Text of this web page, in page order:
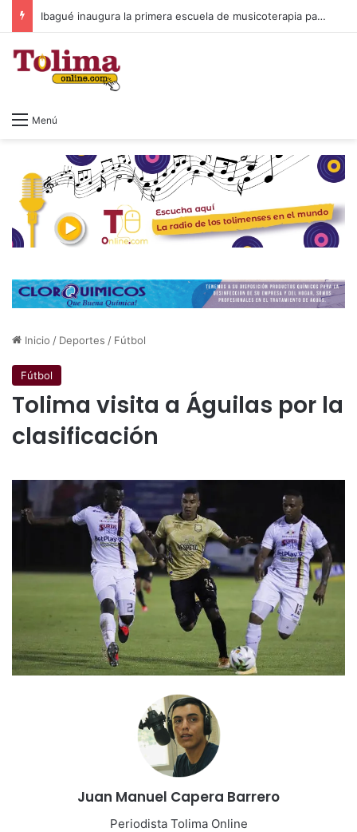
Ibagué inaugura la primera escuela de musicoterapia para niños con discapacidad múltiple, una apuesta por la inclusión
Menú
Inicio / Deportes / Fútbol
Fútbol
Tolima visita a Águilas por la
clasificación
Juan Manuel Capera Barrero
Periodista Tolima Online